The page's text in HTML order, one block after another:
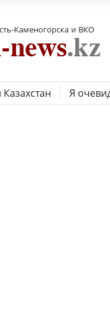
Каменогорска и ВКО
Я